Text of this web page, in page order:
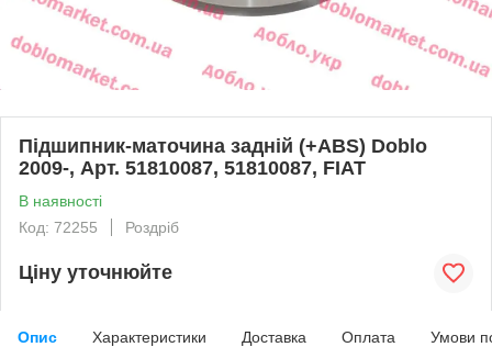
Підшипник-маточина задній (+ABS) Doblo
2009-, Арт. 51810087, 51810087, FIAT
В наявності
Код: 72255
Роздріб
Ціну уточнюйте
Опис Характеристики Доставка Оплата Умови